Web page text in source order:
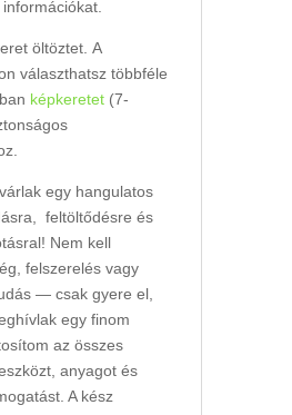
öltöztet. A
választhatsz többféle
képkeretet(7-
egy hangulatos
feltöltődésre és
Nem kell
felszerelés vagy
— csak gyere el,
egy finom
az összes
anyagot és
A kész